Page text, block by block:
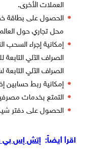
العملات الأخرى.
محل تجاري حول
الصراف الآلي
إمكانية ربط حسابين
التمتع بخدمات
الحصول على دفتر شيكات
اقرأ أيضاً: إتش إس بي